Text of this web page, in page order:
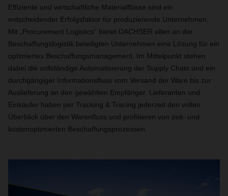
Effiziente und wirtschaftliche Materialflüsse sind ein
entscheidender Erfolgsfaktor für produzierende Unternehmen.
Mit „Procurement Logistics“ bietet DACHSER allen an der
Beschaffungslogistik beteiligten Unternehmen eine Lösung für ein
optimiertes Beschaffungsmanagement. Im Mittelpunkt stehen
dabei die vollständige Automatisierung der Supply Chain und ein
durchgängiger Informationsfluss vom Versand der Ware bis zur
Auslieferung an den gewählten Empfänger. Lieferanten und
Einkäufer haben per Tracking & Tracing jederzeit den vollen
Überblick über den Warenfluss und profitieren von zeit- und
kostenoptimierten Beschaffungsprozessen.